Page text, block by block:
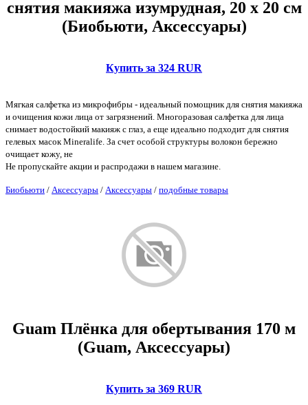
снятия макияжа изумрудная, 20 x 20 см
(Биобьюти, Аксессуары)
Купить за 324 RUR
Мягкая салфетка из микрофибры - идеальный помощник для снятия макияжа
и очищения кожи лица от загрязнений. Многоразовая салфетка для лица
снимает водостойкий макияж с глаз, а еще идеально подходит для снятия
гелевых масок Mineralife. За счет особой структуры волокон бережно
очищает кожу, не
Не пропускайте акции и распродажи в нашем магазине.
Биобьюти / Аксессуары / Аксессуары / подобные товары
Guam Плёнка для обертывания 170 м
(Guam, Аксессуары)
Купить за 369 RUR